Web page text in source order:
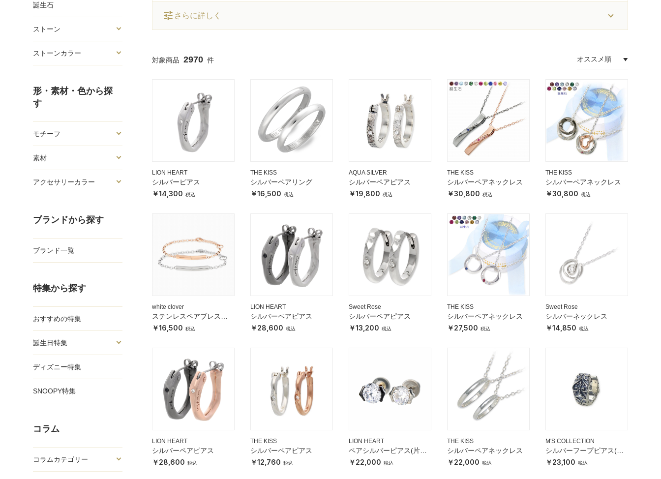
誕生石
ストーン
ストーンカラー
形・素材・色から探
す
モチーフ
素材
アクセサリーカラー
ブランドから探す
ブランド一覧
特集から探す
おすすめの特集
誕生日特集
ディズニー特集
SNOOPY特集
コラム
コラムカテゴリー
tune さらに詳しく
2970
LION HEART
シルバーピアス
14,300
THE KISS
シルバーペアリング
16,500
AQUA SILVER
シルバーペアピアス
19,800
THE KISS
シルバーペアネックレス
30,800
THE KISS
シルバーペアネックレス
30,800
white clover
ステンレスペアブレスレ
ット16,500
LION HEART
シルバーペアピアス
28,600
Sweet Rose
シルバーペアピアス
13,200
THE KISS
シルバーペアネックレス
27,500
Sweet Rose
シルバーネックレス
14,850
LION HEART
シルバーペアピアス
28,600
THE KISS
シルバーペアピアス
12,760
LION HEART
ペアシルバーピアス(片耳
用)22,000
THE KISS
シルバーペアネックレス
22,000
M'S COLLECTION
シルバーフープピアス(片
耳用)23,100